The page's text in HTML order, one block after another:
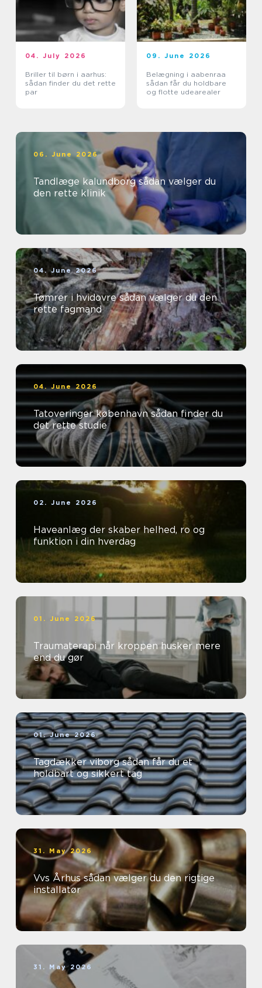
04. July 2026
Briller til børn i aarhus:
sådan finder du det rette
par
09. June 2026
Belægning i aabenraa
sådan får du holdbare
og flotte udearealer
06. June 2026
Tandlæge kalundborg sådan vælger du
den rette klinik
04. June 2026
Tømrer i hvidovre sådan vælger du den
rette fagmand
04. June 2026
Tatoveringer københavn sådan finder du
det rette studie
02. June 2026
Haveanlæg der skaber helhed, ro og
funktion i din hverdag
01. June 2026
Traumaterapi når kroppen husker mere
end du gør
01. June 2026
Tagdækker viborg sådan får du et
holdbart og sikkert tag
31. May 2026
Vvs Århus sådan vælger du den rigtige
installatør
31. May 2026